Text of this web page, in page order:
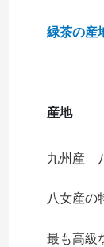
緑茶の産
産地
九州産
八女産の
最も高級